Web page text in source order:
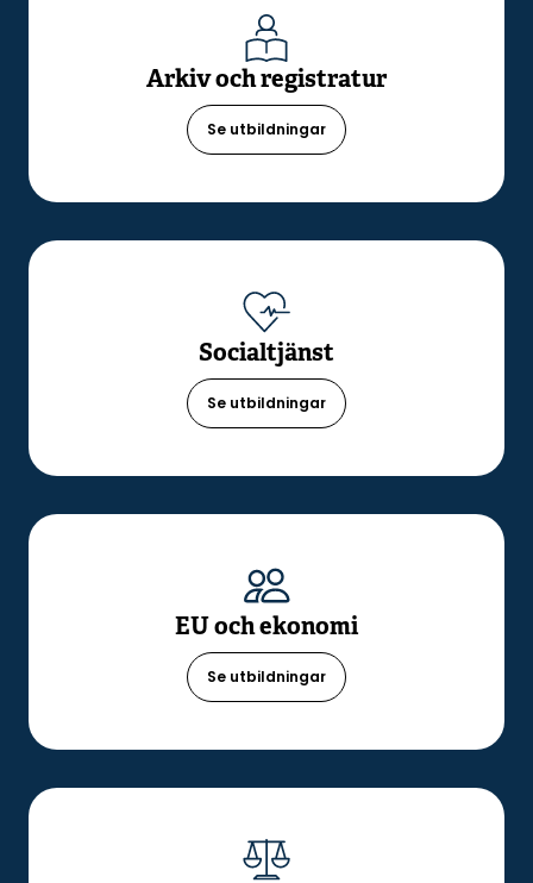
Arkiv och registratur
Se utbildningar
Socialtjänst
Se utbildningar
EU och ekonomi
Se utbildningar